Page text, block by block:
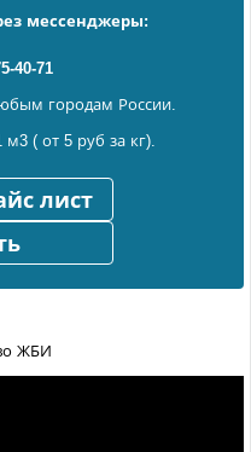
мессенджеры:
40-71
городам России.
( от 5 руб за кг).
лист
ЖБИ